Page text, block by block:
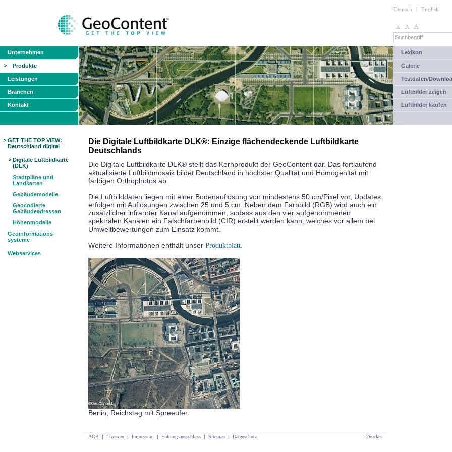
Deutsch | English
Unternehmen
Produkte
Leistungen
Branchen
Kontakt
Lexikon
Galerie
Testdaten/
Luftbilder zeigen
Luftbilder kaufen
GET THE TOP VIEW:
Deutschland digital
Digitale Luftbildkarte
(DLK)
Stadtpläne und
Landkarten
Gebäudemodelle
Geocodierte
Gebäudeadressen
Höhenmodelle
Geoinformations-
systeme
Webservices
Die Digitale Luftbildkarte DLK®: Einzige flächendeckende Luftbildkarte
Deutschlands
Die Digitale Luftbildkarte DLK® stellt das Kernprodukt der GeoContent dar. Das fortlaufend
aktualisierte Luftbildmosaik bildet Deutschland in höchster Qualität und Homogenität mit
farbigen Orthophotos ab.
Die Luftbilddaten liegen mit einer Bodenauflösung von mindestens 50 cm/Pixel vor, Updates
erfolgen mit Auflösungen zwischen 25 und 5 cm. Neben dem Farbbild (RGB) wird auch ein
zusätzlicher infraroter Kanal aufgenommen, sodass aus den vier aufgenommenen
spektralen Kanälen ein Falschfarbenbild (CIR) erstellt werden kann, welches vor allem bei
Umweltbewertungen zum Einsatz kommt.
Weitere Informationen enthält unser Produktblatt
Berlin, Reichstag mit Spreeufer
AGB | Lizenzen | Impressum | Haftungsausschluss | Sitemap | Datenschutz Drucken